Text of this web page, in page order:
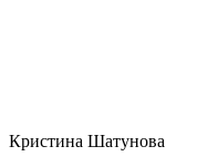
Кристина Шатунова